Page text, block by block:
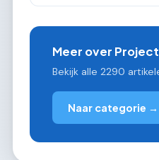
Meer over
Bekijk alle 2290
Naar categorie →